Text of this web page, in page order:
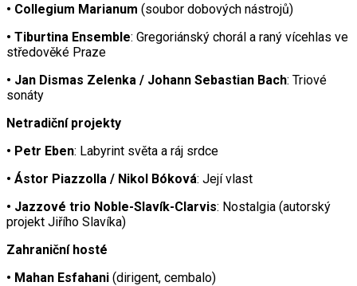
• Collegium Marianum (soubor dobových nástrojů)
• Tiburtina Ensemble: Gregoriánský chorál a raný vícehlas ve
středověké Praze
• Jan Dismas Zelenka / Johann Sebastian Bach: Triové
sonáty
Netradiční projekty
• Petr Eben: Labyrint světa a ráj srdce
• Ástor Piazzolla / Nikol Bóková: Její vlast
• Jazzové trio Noble-Slavík-Clarvis: Nostalgia (autorský
projekt Jiřího Slavíka)
Zahraniční hosté
• Mahan Esfahani (dirigent, cembalo)